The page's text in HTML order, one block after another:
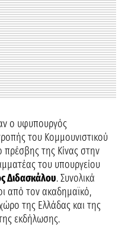
ο υφυπουργός
του Κομμουνιστικού
πρέσβης της Κίνας στην
του υπουργείου
Διδασκάλου. Συνολικά
από τον ακαδημαϊκό,
της Ελλάδας και της
εκδήλωσης.